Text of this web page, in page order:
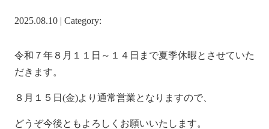
2025.08.10 | Category:
令和７年８月１１日～１４日まで夏季休暇とさせていた
だきます。
８月１５日(金)より通常営業となりますので、
どうぞ今後ともよろしくお願いいたします。